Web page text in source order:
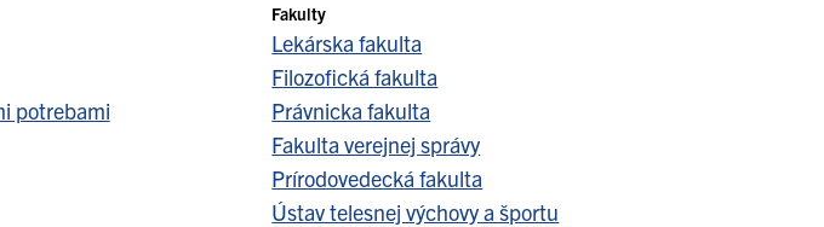
potrebami
Fakulty
Lekárska fakulta
Filozofická fakulta
Právnicka fakulta
Fakulta verejnej správy
Prírodovedecká fakulta
Ústav telesnej výchovy a športu